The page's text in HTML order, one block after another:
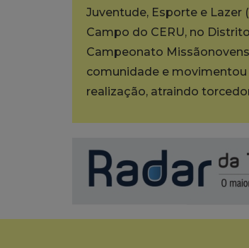
Juventude, Esporte e Lazer
Campo do CERU, no
Campeonato
comunidade e
realização, atraindo